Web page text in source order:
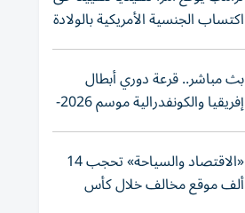
اكتساب الجنسية الأمريكية بالولادة
بث مباشر.. قرعة دوري أبطال
إفريقيا والكونفدرالية موسم 2026-
2027
«الاقتصاد والسياحة» تحجب 14
ألف موقع مخالف خلال كأس